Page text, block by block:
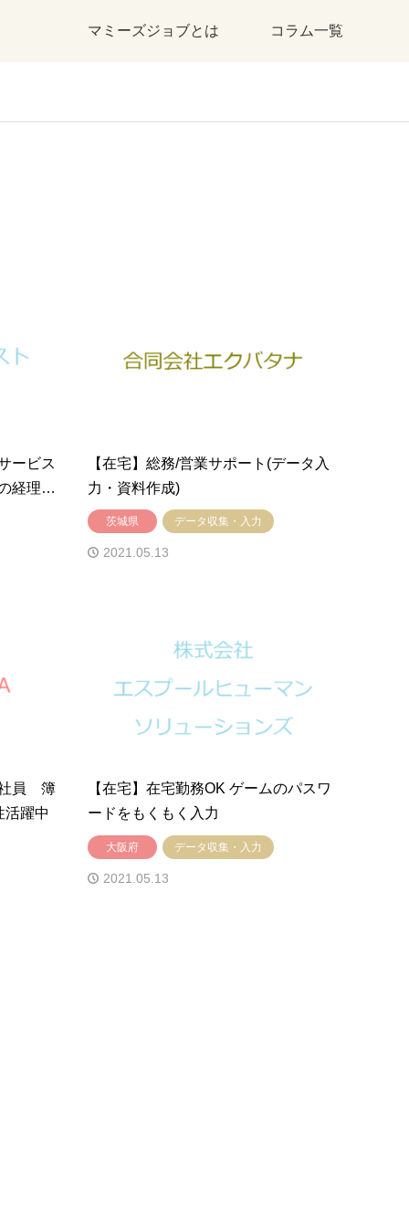
マミーズジョブとは コラム一覧
ービス
経理事
【在宅】総務/営業サポート(データ入
力・資料作成)
茨城県 データ収集・入力
2021.05.13
社員 簿
躍中
【在宅】在宅勤務OK ゲームのパスワ
ードをもくもく入力
大阪府 データ収集・入力
2021.05.13